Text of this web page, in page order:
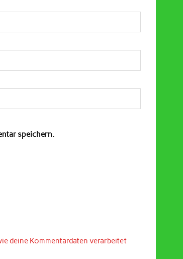
speichern.
deine Kommentardaten verarbeitet